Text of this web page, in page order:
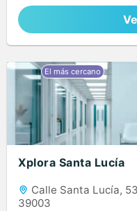
Xplora Santa Lucía
Calle Santa Lucía,
39003